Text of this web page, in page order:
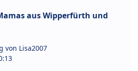
aus Wipperfürth und
von Lisa2007